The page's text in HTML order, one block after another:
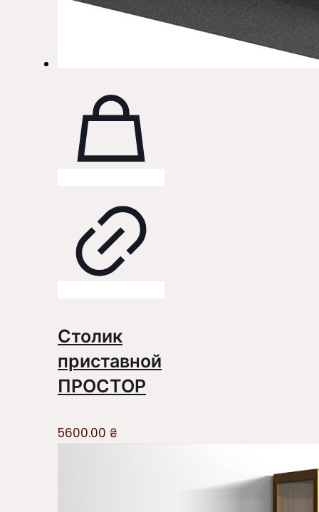
Столик
приставной
ПРОСТОР
5600.00 ₴